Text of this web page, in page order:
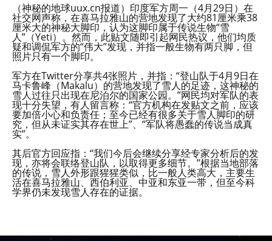
（神秘的地球uux.cn报道）印度军方周一（4月29日）在
社交网声称，在喜马拉雅山的营地发现了大约81厘米乘38
厘米大的神秘大脚印，认为这脚印属于传说生物“雪
人”（Yeti）。然而，此贴文随即引起网民热议，他们均质
疑和调侃军方的“伟大”发现，并指一般生物有两只脚，但
照片只有一个脚印。
军方在Twitter分享共4张照片，并指：“登山队于4月9日在
马卡鲁峰（Makalu）的营地发现了雪人的足迹，这神秘的
雪人过往只出现在尼泊尔的国家公园。”网民均对军队的表
现十分失望，有人留言称：“官方机构在发贴文之前，应该
要加倍小心和负责任；至今已经有很多关于雪人脚印的研
究，但从未证实其存在世上”、“军队将愚蠢的传说当成真
实”。
其后官方回应指：“我们今后会继续分享经专家分析后的发
现，亦将会联络登山队，以取得更多细节。”根据当地部落
的传说，雪人外形跟猩猩类似，比一般人类高大，主要生
活在喜马拉雅山、西伯利亚、中亚和东亚一带，但至今科
学界仍未发现雪人存在的证据。